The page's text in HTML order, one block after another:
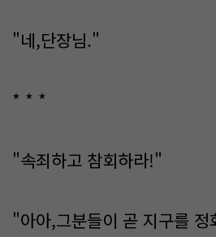
"네,단장님."
* * *
"속죄하고 참회하라!"
"아아,그분들이 곧 지구를 정